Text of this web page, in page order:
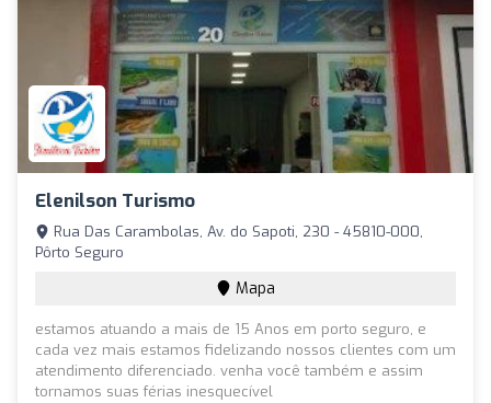
Elenilson Turismo
Rua Das Carambolas, Av. do Sapoti, 230 - 45810-000,
Pôrto Seguro
Mapa
estamos atuando a mais de 15 Anos em porto seguro, e
cada vez mais estamos fidelizando nossos clientes com um
atendimento diferenciado. venha você também e assim
tornamos suas férias inesquecível